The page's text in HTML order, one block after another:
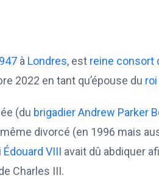
à Londres, est reine consort
2022 en tant qu’épouse du roi
(du brigadierAndrew Parker
divorcé (en 1996 mais
Édouard VIII avait dû abdiquer
Charles III.